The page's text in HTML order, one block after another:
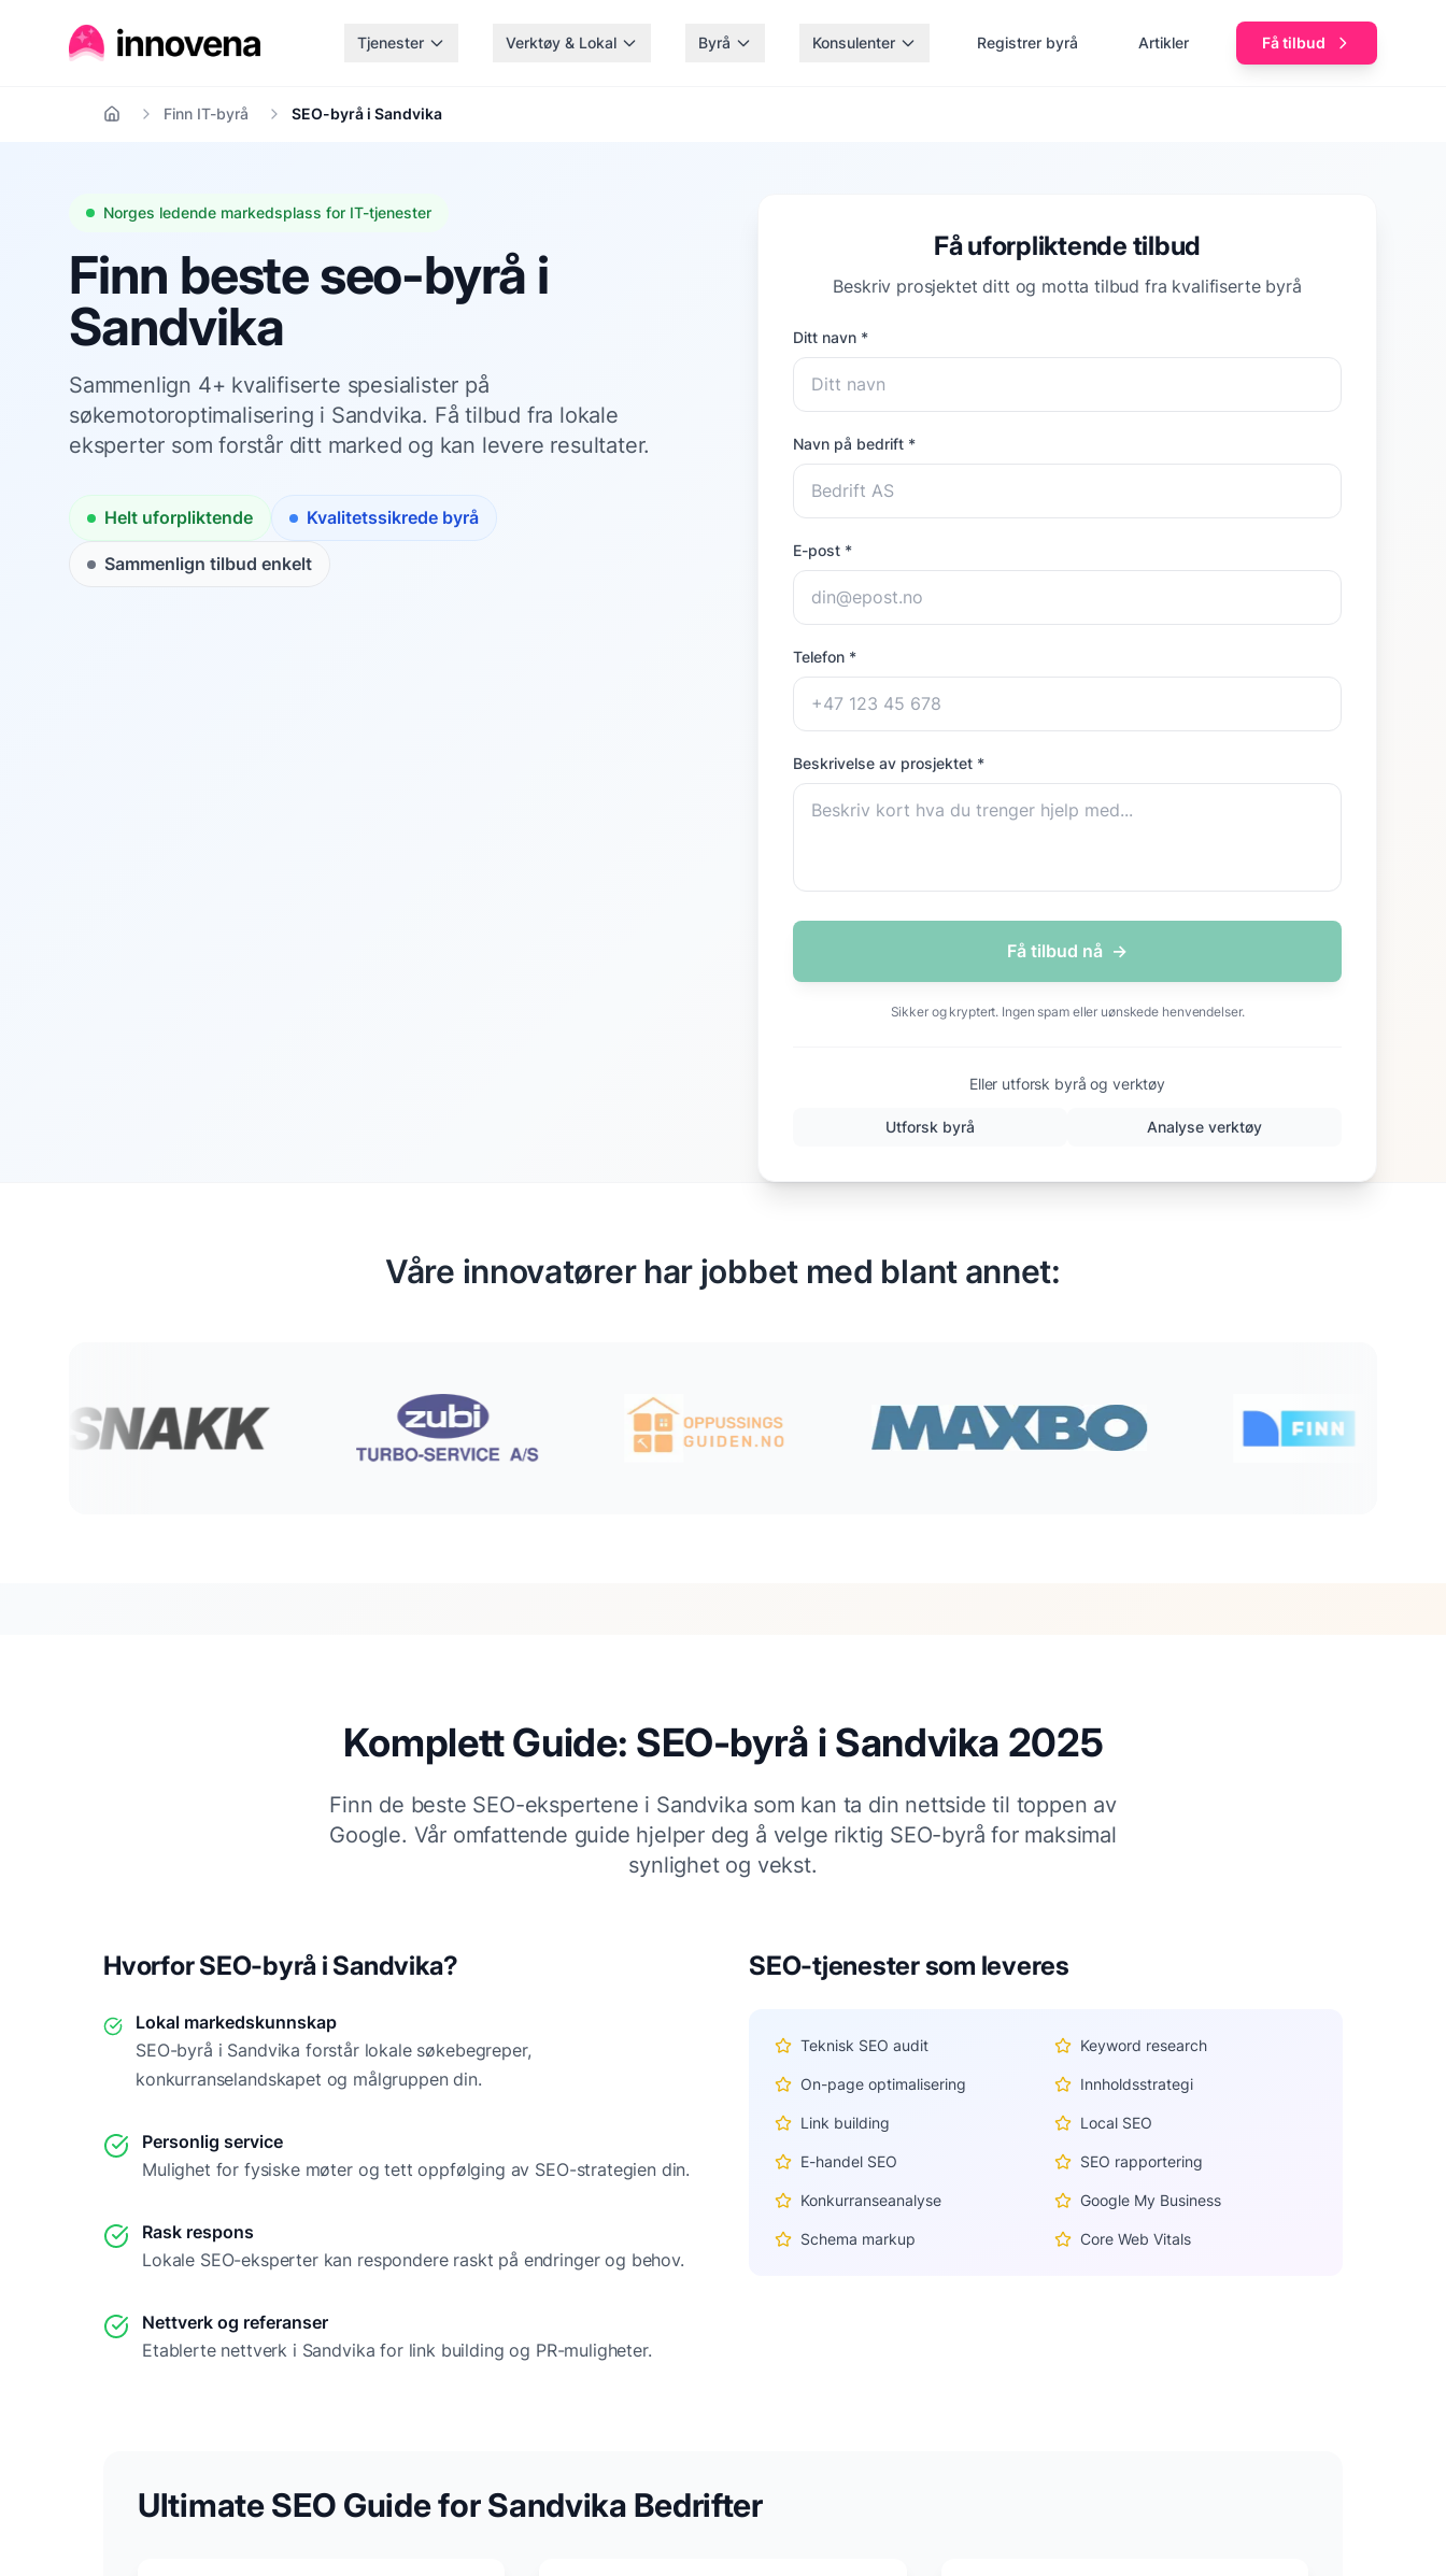
Tjenester Verktøy & Lokal Byrå Konsulenter Registrer byrå Artikler Få tilbud
Hjem Finn IT-byrå SEO-byrå i Sandvika
Norges ledende markedsplass for IT-tjenester
Finn beste seo-byrå i
Sandvika
Sammenlign 4+ kvalifiserte spesialister på
søkemotoroptimalisering i Sandvika. Få tilbud fra lokale
eksperter som forstår ditt marked og kan levere resultater.
Helt uforpliktende Kvalitetssikrede byrå
Sammenlign tilbud enkelt
Få uforpliktende tilbud
Beskriv prosjektet ditt og motta tilbud fra kvalifiserte byrå
Ditt navn *
Navn på bedrift *
E-post *
Telefon *
Beskrivelse av prosjektet *
Få tilbud nå →
Sikker og kryptert. Ingen spam eller uønskede henvendelser.
Eller utforsk byrå og verktøy
Utforsk byrå Analyse verktøy
Våre innovatører har jobbet med blant annet:
Komplett Guide: SEO-byrå i Sandvika 2025
Finn de beste SEO-ekspertene i Sandvika som kan ta din nettside til toppen av
Google. Vår omfattende guide hjelper deg å velge riktig SEO-byrå for maksimal
synlighet og vekst.
Hvorfor SEO-byrå i Sandvika?
Lokal markedskunnskap
SEO-byrå i Sandvika forstår lokale søkebegreper,
konkurranselandskapet og målgruppen din.
Personlig service
Mulighet for fysiske møter og tett oppfølging av SEO-strategien din.
Rask respons
Lokale SEO-eksperter kan respondere raskt på endringer og behov.
Nettverk og referanser
Etablerte nettverk i Sandvika for link building og PR-muligheter.
SEO-tjenester som leveres
Teknisk SEO audit Keyword research
On-page optimalisering Innholdsstrategi
Link building Local SEO
E-handel SEO SEO rapportering
Konkurranseanalyse Google My Business
Schema markup Core Web Vitals
Ultimate SEO Guide forSandvika Bedrifter